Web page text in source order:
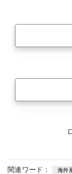
関連ワード： 海外